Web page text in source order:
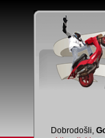
Dobrodošli,